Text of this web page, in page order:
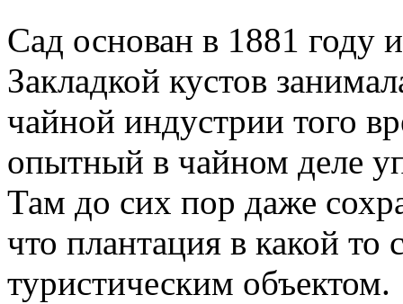
Сад основан в 1881 году
Закладкой кустов
чайной индустрии того
опытный в чайном деле
Там до сих пор даже
что плантация в какой то
туристическим объектом.